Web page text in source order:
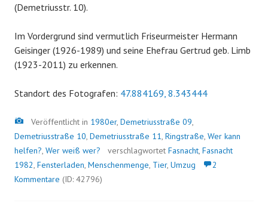
(Demetriusstr. 10).
Im Vordergrund sind vermutlich Friseurmeister Hermann
Geisinger (1926-1989) und seine Ehefrau Gertrud geb. Limb
(1923-2011) zu erkennen.
Standort des Fotografen: 47.884169, 8.343444
Bild
Veröffentlicht in 1980er, Demetriusstraße 09,
Demetriusstraße 10, Demetriusstraße 11, Ringstraße, Wer kann
helfen?, Wer weiß wer? verschlagwortet Fasnacht, Fasnacht
1982, Fensterladen, Menschenmenge, Tier, Umzug
2
Kommentare (ID: 42796)